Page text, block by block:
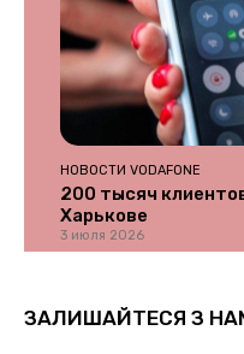
НОВОСТИ VODAFONE
200 тысяч
Харькове
3 июля 2026
ЗАЛИШАЙТЕСЯ З